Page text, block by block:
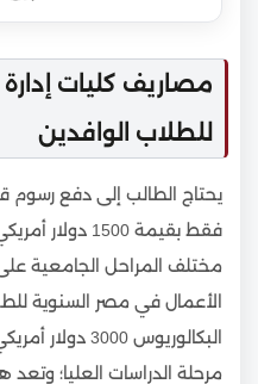
مصاريف كليات
للطلاب الوافدين
يحتاج الطالب إلى دفع رسوم
فقط بقيمة
مختلف المراحل الجامعية
الأعمال في مصر السنوية
مرحلة الدراسات العليا؛ وتعد